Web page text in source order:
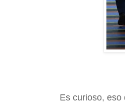
Es curioso, eso